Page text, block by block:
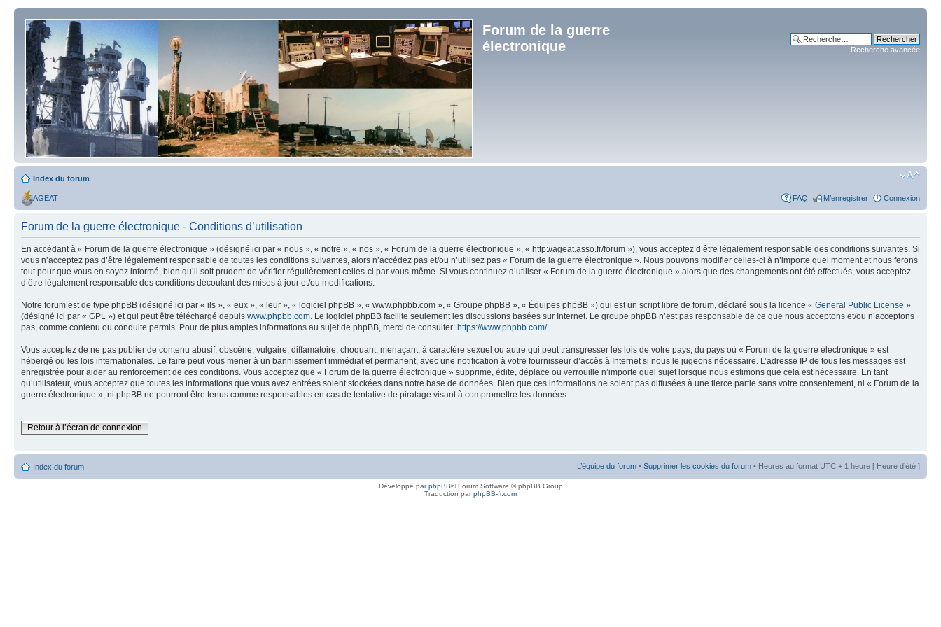
Forum de la guerre
électronique
Recherche avancée
Index du forum
AGEAT FAQ M’enregistrer Connexion
Forum de la guerre électronique - Conditions d’utilisation
En accédant à « Forum de la guerre électronique » (désigné ici par « nous », « notre », « nos », « Forum de la guerre électronique », « http://ageat.asso.fr/forum »), vous acceptez d’être légalement responsable des conditions suivantes. Si
vous n’acceptez pas d’être légalement responsable de toutes les conditions suivantes, alors n’accédez pas et/ou n’utilisez pas « Forum de la guerre électronique ». Nous pouvons modifier celles-ci à n’importe quel moment et nous ferons
tout pour que vous en soyez informé, bien qu’il soit prudent de vérifier régulièrement celles-ci par vous-même. Si vous continuez d’utiliser « Forum de la guerre électronique » alors que des changements ont été effectués, vous acceptez
d’être légalement responsable des conditions découlant des mises à jour et/ou modifications.
Notre forum est de type phpBB (désigné ici par « ils », « eux », « leur », « logiciel phpBB », « www.phpbb.com », « Groupe phpBB », « Équipes phpBB ») qui est un script libre de forum, déclaré sous la licence « General Public License »
(désigné ici par « GPL ») et qui peut être téléchargé depuis www.phpbb.com. Le logiciel phpBB facilite seulement les discussions basées sur Internet. Le groupe phpBB n’est pas responsable de ce que nous acceptons et/ou n’acceptons
pas, comme contenu ou conduite permis. Pour de plus amples informations au sujet de phpBB, merci de consulter: https://www.phpbb.com/.
Vous acceptez de ne pas publier de contenu abusif, obscène, vulgaire, diffamatoire, choquant, menaçant, à caractère sexuel ou autre qui peut transgresser les lois de votre pays, du pays où « Forum de la guerre électronique » est
hébergé ou les lois internationales. Le faire peut vous mener à un bannissement immédiat et permanent, avec une notification à votre fournisseur d’accès à Internet si nous le jugeons nécessaire. L’adresse IP de tous les messages est
enregistrée pour aider au renforcement de ces conditions. Vous acceptez que « Forum de la guerre électronique » supprime, édite, déplace ou verrouille n’importe quel sujet lorsque nous estimons que cela est nécessaire. En tant
qu’utilisateur, vous acceptez que toutes les informations que vous avez entrées soient stockées dans notre base de données. Bien que ces informations ne soient pas diffusées à une tierce partie sans votre consentement, ni « Forum de la
guerre électronique », ni phpBB ne pourront être tenus comme responsables en cas de tentative de piratage visant à compromettre les données.
Retour à l’écran de connexion
Index du forum L’équipe du forum • Supprimer les cookies du forum • Heures au format UTC + 1 heure [ Heure d’été ]
Développé parphpBB® Forum Software © phpBB Group
Traduction parphpBB-fr.com